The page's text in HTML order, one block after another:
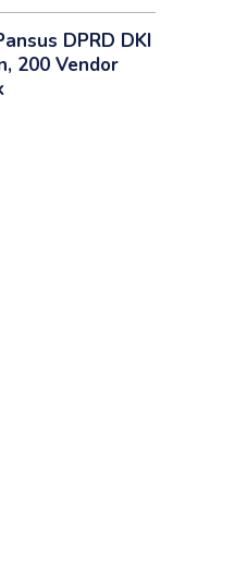
DPRD DKI
200 Vendor